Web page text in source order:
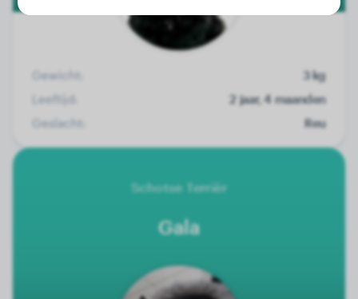
Gewicht:
3 kg
Leeftijd:
2 jaar, 4 maanden
Geslacht:
Reu
Schotse Terriër
Gala